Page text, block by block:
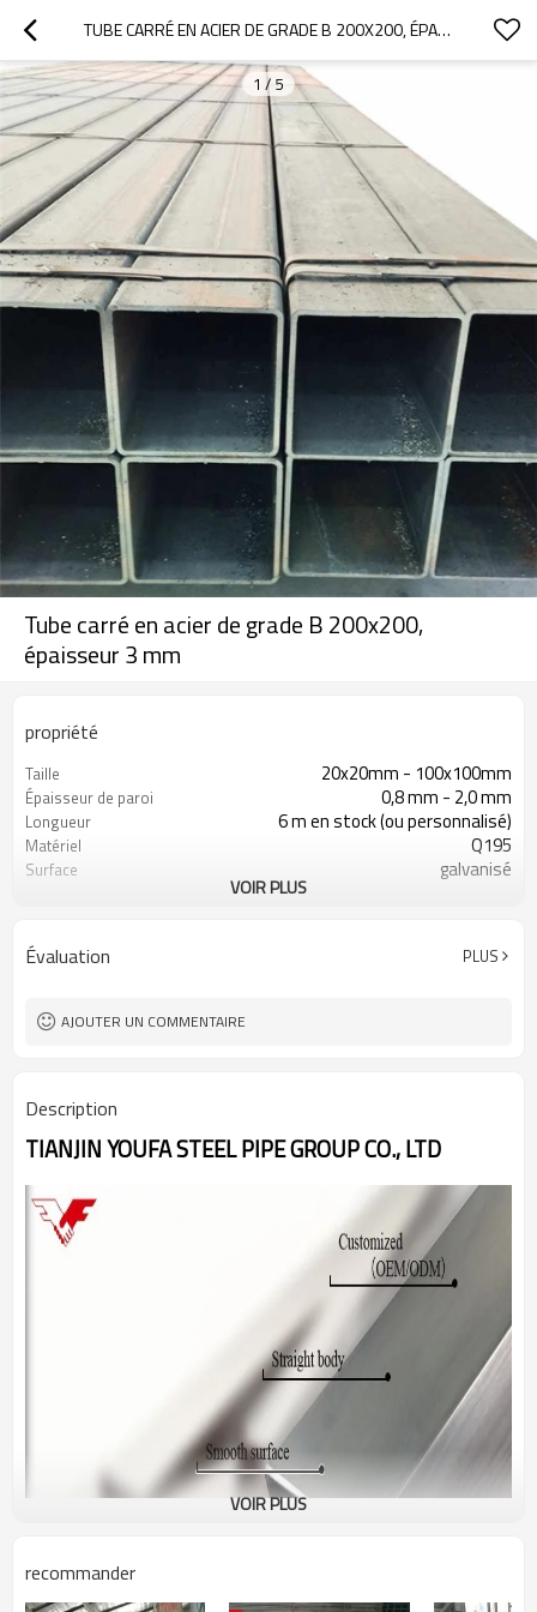
TUBE CARRÉ EN ACIER DE GRADE B 200X200, ÉPAISSEUR 3 MM
1 / 5
Tube carré en acier de grade B 200x200,
épaisseur 3 mm
propriété
Taille 20x20mm - 100x100mm
Épaisseur de paroi 0,8 mm - 2,0 mm
Longueur 6 m en stock (ou personnalisé)
Matériel Q195
Surface galvanisé
en paquets avec emballage PVC
VOIR PLUS
Évaluation PLUS
AJOUTER UN COMMENTAIRE
Description
TIANJIN YOUFA STEEL PIPE GROUP CO., LTD
VOIR PLUS
recommander